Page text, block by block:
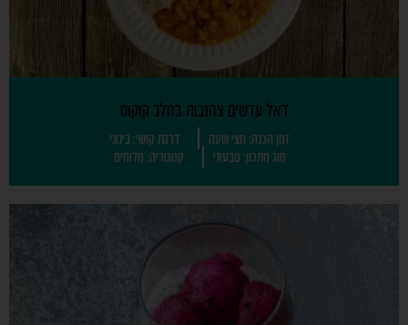
דאל עדשים צהובות בחלב קוקוס
זמן הכנה: חצי שעה
דרגת קושי: בינוני
סוג מתכון: טבעוני
קטגוריה: מלוחים